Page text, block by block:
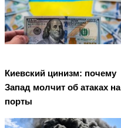
Киевский цинизм: почему
Запад молчит об атаках на
порты